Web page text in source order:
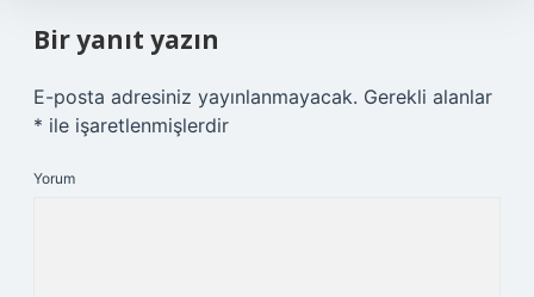
Bir yanıt yazın
E-posta adresiniz yayınlanmayacak. Gerekli alanlar
* ile işaretlenmişlerdir
Yorum